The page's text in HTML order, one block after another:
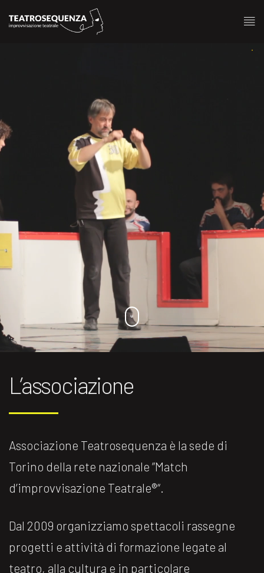
L’associazione
Associazione Teatrosequenza è la sede di
Torino della rete nazionale ”Match
d’improvvisazione Teatrale®️“.
Dal 2009 organizziamo spettacoli rassegne
progetti e attività di formazione legate al
teatro, alla cultura e in particolare